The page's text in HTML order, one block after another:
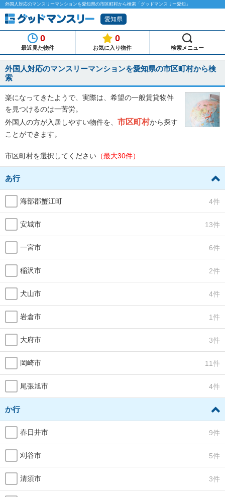
外国人対応のマンスリーマンションを愛知県の市区町村から検索「グッドマンスリー愛知」
愛知県
0
最近見た物件
0
お気に入り物件 検索メニュー
外国人対応のマンスリーマンションを愛知県の市区町村から検
索
楽になってきたようで、実際は、希望の一般賃貸物件
を見つけるのは一苦労。
外国人の方が入居しやすい物件を、 市区町村から探す
ことができます。
市区町村を選択してください （最大30件）
あ行
海部郡蟹江町 4件
安城市 13件
一宮市 6件
稲沢市 2件
犬山市 4件
岩倉市 1件
大府市 3件
岡崎市 11件
尾張旭市 4件
か行
春日井市 9件
刈谷市 5件
清須市 3件